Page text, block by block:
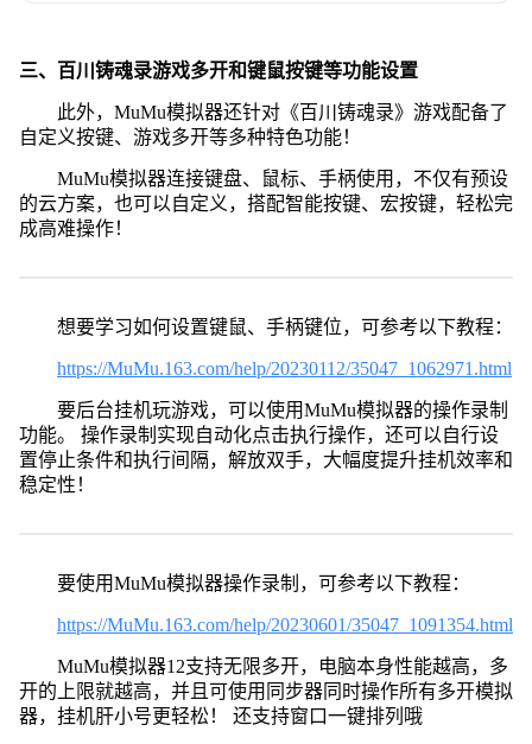
三、百川铸魂录游戏多开和键鼠按键等功能设置
此外，MuMu模拟器还针对《百川铸魂录》游戏配备了
自定义按键、游戏多开等多种特色功能！
MuMu模拟器连接键盘、鼠标、手柄使用，不仅有预设
的云方案，也可以自定义，搭配智能按键、宏按键，轻松完
成高难操作！
想要学习如何设置键鼠、手柄键位，可参考以下教程：
https://MuMu.163.com/help/20230112/35047_1062971.html
要后台挂机玩游戏，可以使用MuMu模拟器的操作录制
功能。 操作录制实现自动化点击执行操作，还可以自行设
置停止条件和执行间隔，解放双手，大幅度提升挂机效率和
稳定性！
要使用MuMu模拟器操作录制，可参考以下教程：
https://MuMu.163.com/help/20230601/35047_1091354.html
MuMu模拟器12支持无限多开，电脑本身性能越高，多
开的上限就越高，并且可使用同步器同时操作所有多开模拟
器，挂机肝小号更轻松！ 还支持窗口一键排列哦